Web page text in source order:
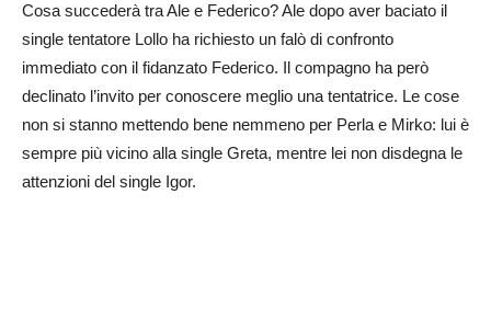
Cosa succederà tra Ale e Federico? Ale dopo aver baciato il
single tentatore Lollo ha richiesto un falò di confronto
immediato con il fidanzato Federico. Il compagno ha però
declinato l’invito per conoscere meglio una tentatrice. Le cose
non si stanno mettendo bene nemmeno per Perla e Mirko: lui è
sempre più vicino alla single Greta, mentre lei non disdegna le
attenzioni del single Igor.